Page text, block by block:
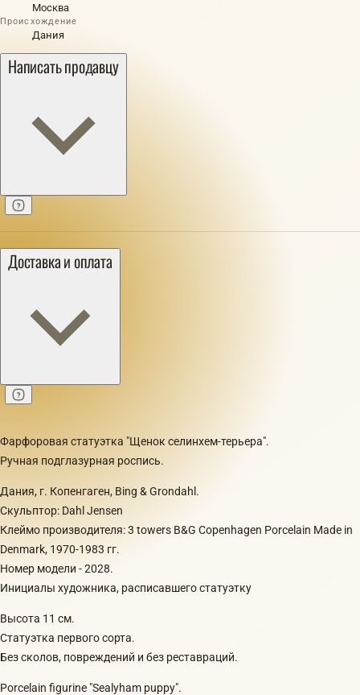
Москва
Происхождение
Дания
Написать продавцу
Доставка и оплата
Фарфоровая статуэтка "Щенок селинхем-терьера".
Ручная подглазурная роспись.
Дания, г. Копенгаген, Bing & Grondahl.
Скульптор: Dahl Jensen
Клеймо производителя: 3 towers B&G Copenhagen Porcelain Made in
Denmark, 1970-1983 гг.
Номер модели - 2028.
Инициалы художника, расписавшего статуэтку
Высота 11 см.
Статуэтка первого сорта.
Без сколов, повреждений и без реставраций.
Porcelain figurine "Sealyham puppy".